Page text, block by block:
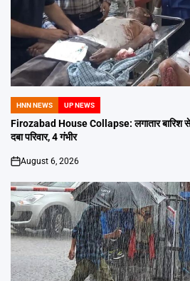
POSTED
IN
HNN NEWS UP NEWS
Firozabad House Collapse: लगातार बारिश
दबा परिवार, 4 गंभीर
on
August 6, 2026